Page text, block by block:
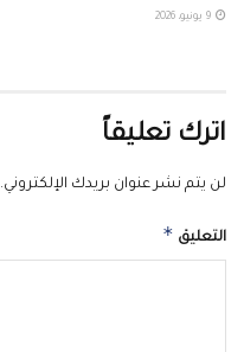
اترك تعليقاً
لن يتم نشر عنوان بريدك الإلكتروني.
التعليق *